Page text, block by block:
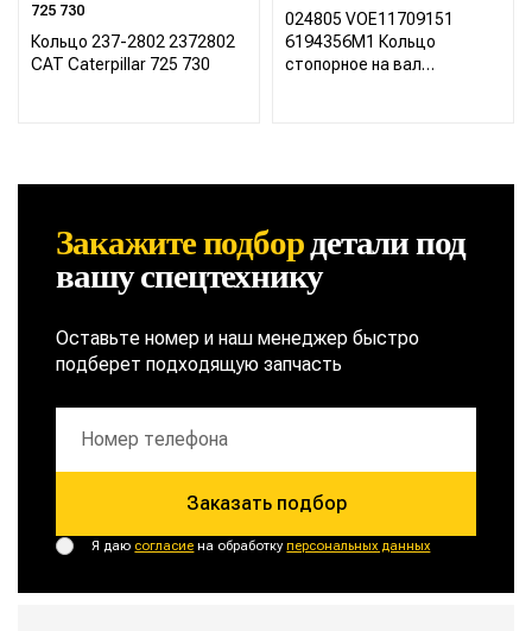
725 730
Кольцо 237-2802 2372802
CAT Caterpillar 725 730
024805 VOE11709151
6194356M1 Кольцо
стопорное на вал
Закажите подбордеталипод
вашу спецтехнику
Оставьте номер и наш менеджер быстро
подберет подходящую запчасть
Заказать подбор
Я даю согласие на обработкуперсональных данных